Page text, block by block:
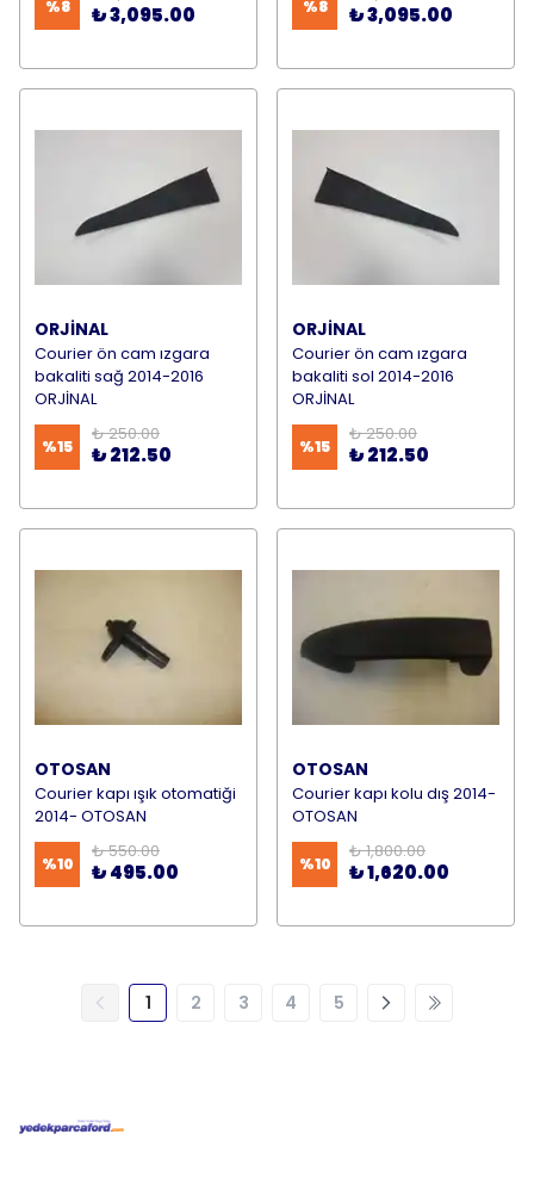
%8 ₺ 3,095.00 %8 ₺ 3,095.00
ORJİNAL
Courier ön cam ızgara
bakaliti sağ 2014-2016
ORJİNAL
%15
₺ 250.00
₺ 212.50
ORJİNAL
Courier ön cam ızgara
bakaliti sol 2014-2016
ORJİNAL
%15
₺ 250.00
₺ 212.50
OTOSAN
Courier kapı ışık otomatiği
2014- OTOSAN
%10
₺ 550.00
₺ 495.00
OTOSAN
Courier kapı kolu dış 2014-
OTOSAN
%10
₺ 1,800.00
₺ 1,620.00
1 2 3 4 5